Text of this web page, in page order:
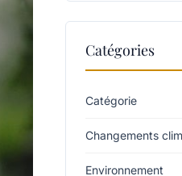
Catégories
Catégorie
Changements
Environnement